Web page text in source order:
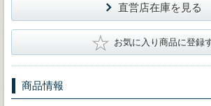
直営店在庫を見る
★ お気に入り商品に登録
商品情報